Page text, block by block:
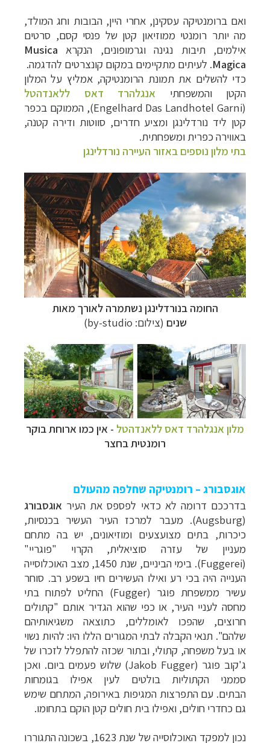
ואם ברומנטיקה עסקינן, אחרי היין, הבובות וחג המולד,
מה יותר רומנטי ממוזיאון קטן של פנסי קסם, סרטים
אילמים, תיבות נגינה וגרמופונים, הנקרא Musica
Magica. לעיתים מתקיימים במקום קונצרטים להדגמה.
כדי להשלים את תמונת הרומנטיקה, אמליץ על המלון
הקטן והמשפחתי אנגלהרד דאס ללאנדהטל
(
Engelhard Das Landhotel Garni), הממוקם בכפר
קטן ליד נורדלינגן ומציע חדרים, סווטות ודירה קטנה,
באווירה כפרית ומשפחתית.
בתי מלון נוספים באזור העיירה נורדלינגן
החומה בנורדלינגן נשתמרה לאורך מאות
שנים (צילום: by-studio
)
מלון אנגלהרד דאס ללאנדהטל - אין כמו ארוחת בוקר
רומנטית בחצר
אוגסבורג – רומנטיקה שחלפה מהעולם
בדרככם דרומה לא כדאי לפספס את העיר אוגסבורג
(
Augsburg). מעבר למרכז העיר העשיר בכנסיות,
כיכרות, בתים מצועצעים ומוזיאונים, יש בה מתחם
מעניין של עזרה סוציאלית, הקרוי "פוגריי"
(Fuggerei).
בימי הביניים, שנת 1450, מצב האוכלוסייה
הענייה היה בכי רע ואילו העשירים חיו בשפע רב. סוחר
עשיר ממשפחתפוגר (Fugger) ה
חליט לפתוח בתי
מחסה לעניי העיר, או כפי שהוא הגדיר אותם "קתולים
חרוצים, שהפכו לאומללים, כתוצאה משגיאותיהם
שלהם". תנאי הקבלה לבתי המגורים הללו היו: להיות נשוי
או בעל משפחה, קתולי, ובתור שכזה להתפלל לזכרו של
ג'קוב פוגר (Jakob Fugger) ש
לוש פעמים ביום. ואכן
סממני הקתוליות בולטים לעין אפילו בגומחות
הבתים. עם התפרצות המגיפות באירופה, המתחם שימש
גם כחדרי חולים, ואפילו בית חולים קטן הוקם בתחומו.
נכון למפקד האוכלוסייה של שנת 1623, בשכונה התגוררו